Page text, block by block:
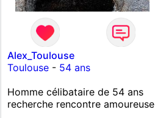
Alex_Toulouse
Toulouse- 54 ans
Homme célibataire de 54 ans
recherche rencontre amoureuse